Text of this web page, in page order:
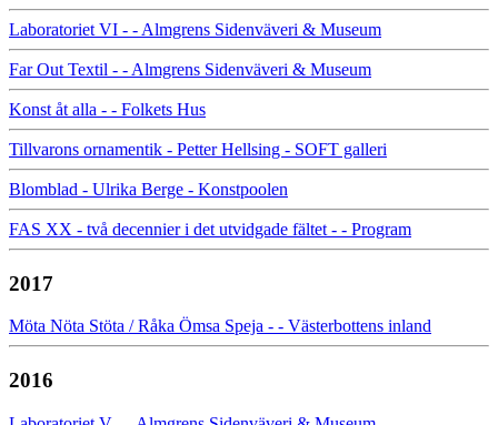
Laboratoriet VI - - Almgrens Sidenväveri & Museum
Far Out Textil - - Almgrens Sidenväveri & Museum
Konst åt alla - - Folkets Hus
Tillvarons ornamentik - Petter Hellsing - SOFT galleri
Blomblad - Ulrika Berge - Konstpoolen
FAS XX - två decennier i det utvidgade fältet - - Program
2017
Möta Nöta Stöta / Råka Ömsa Speja - - Västerbottens inland
2016